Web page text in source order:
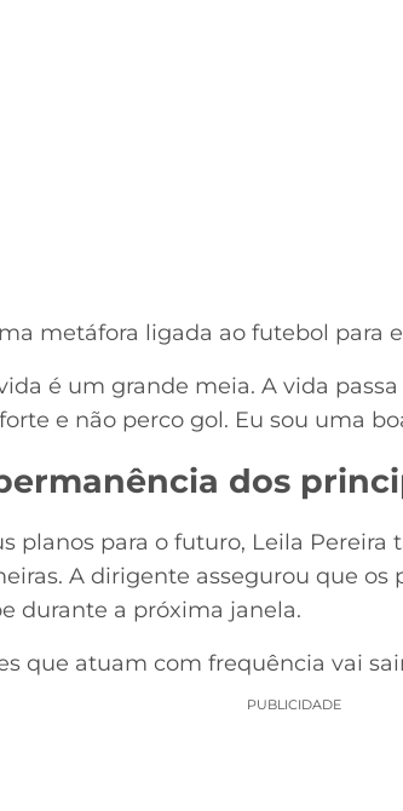
metáfora ligada ao futebol para
é um grande meia. A vida
e não perco gol. Eu sou uma
dos
planos para o futuro, Leila
A dirigente assegurou que os
durante a próxima janela.
que atuam com frequência vai
PUBLICIDADE